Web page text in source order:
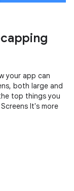
your app can
both large and
top things you
It's more